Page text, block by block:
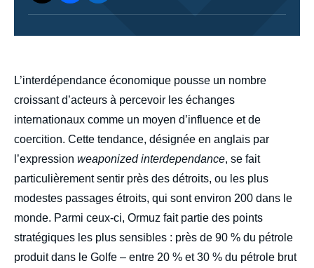
body
L’interdépendance économique pousse un nombre
croissant d’acteurs à percevoir les échanges
internationaux comme un moyen d’influence et de
coercition. Cette tendance, désignée en anglais par
l’expression weaponized interdependance, se fait
particulièrement sentir près des détroits, ou les plus
modestes passages étroits, qui sont environ 200 dans le
monde. Parmi ceux-ci, Ormuz fait partie des points
stratégiques les plus sensibles : près de 90 % du pétrole
produit dans le Golfe – entre 20 % et 30 % du pétrole brut